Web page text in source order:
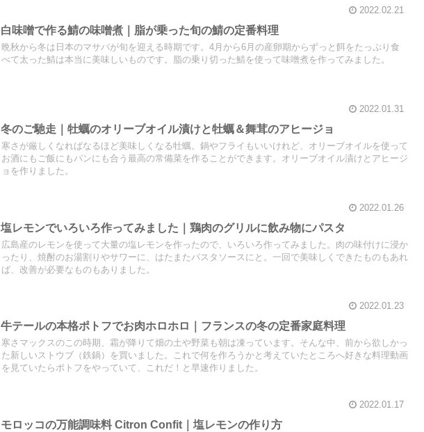
2022.02.21
白味噌で作る鯖の味噌煮｜脂が乗った旬の鯖の定番料理
晩秋から冬は日本のマサバが旬を迎える時期です。4月から6月の産卵期からずっと餌をたっぷり食
べて太った鯖は本当に美味しいものです。脂の乗り切った鯖を使って味噌煮を作ってみました。
2022.01.31
冬のご馳走｜牡蠣のオリーブオイル漬けと牡蠣＆舞茸のアヒージョ
寒さが厳しくなればなるほど美味しくなる牡蠣。鍋やフライもいいけれど、オリーブオイルを使って
お酒にもご飯にもパンにも合う最高の常備菜を作ることができます。オリーブオイル漬けとアヒージ
ョを作りました。
2022.01.26
塩レモンでいろいろ作ってみました｜鶏肉のグリルに飲み物にパスタ
広島産のレモンを使って大量の塩レモンを作ったので、いろいろ作ってみました。肉の味付けに浸か
ったり、焼酎のお湯割りやサワーに、はたまたパスタソースにと。一回で美味しくできたものもあれ
ば、改善が必要なものもありました。
2022.01.23
牛テールの本格ポトフでお肉ホロホロ｜フランスの冬の定番家庭料理
寒さマックスのこの時期、霜が降りて畑の土や野菜も朝は凍っています。そんな中、前から欲しかっ
た新しいストウブ（鉄鍋）を買いました。これで何を作ろうかと考えていたところへ好きな料理動画
を見ていたらポトフをやっていて、これだ！と早速作りました。
2022.01.17
モロッコの万能調味料 Citron Confit｜塩レモンの作り方